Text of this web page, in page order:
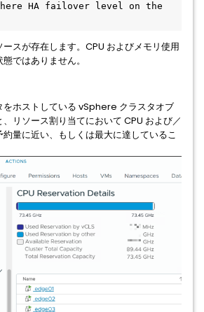
HA failover level on the
スが存在します。CPU およびメモリ使用
ではありません。
をホストしている vSphere クラスタオブ
リソース割り当てにおいて CPU および／
量に近い、もしくは最大に達しているこ